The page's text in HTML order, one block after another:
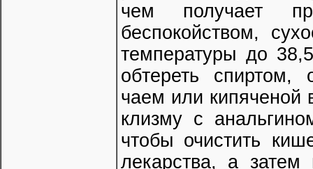
чем получает
беспокойством,
температуры до
обтереть спиртом,
чаем или кипяченой
клизму с
чтобы очистить
лекарства, а затем